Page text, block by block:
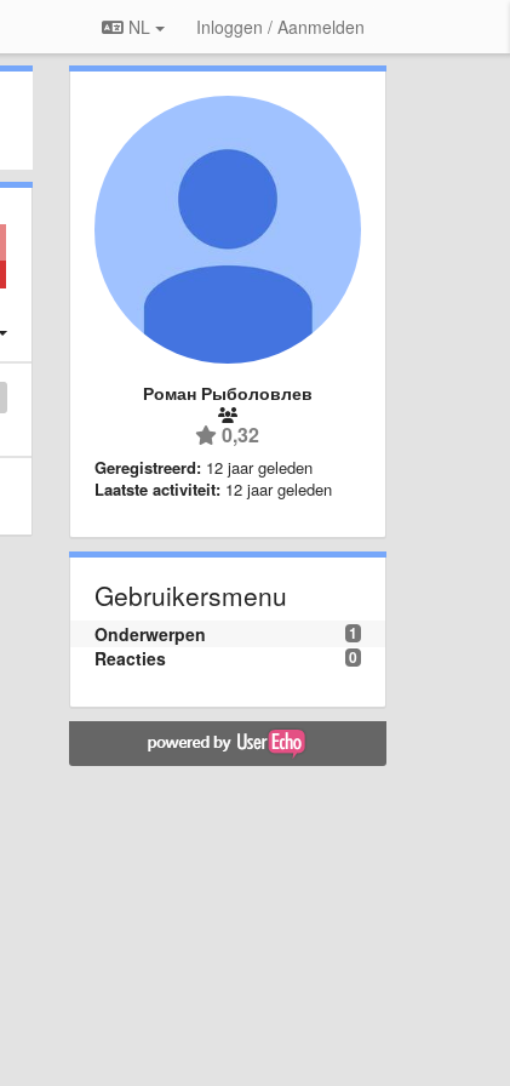
NL Inloggen / Aanmelden
Роман Рыболовлев
0,32
Geregistreerd: 12 jaar geleden
Laatste activiteit: 12 jaar geleden
Gebruikersmenu
1
Onderwerpen
0
Reacties